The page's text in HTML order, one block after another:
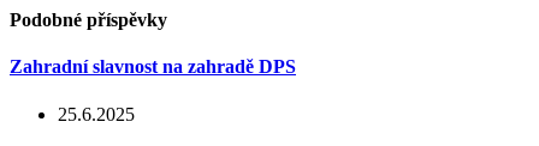
Podobné příspěvky
Zahradní slavnost na zahradě DPS
25.6.2025